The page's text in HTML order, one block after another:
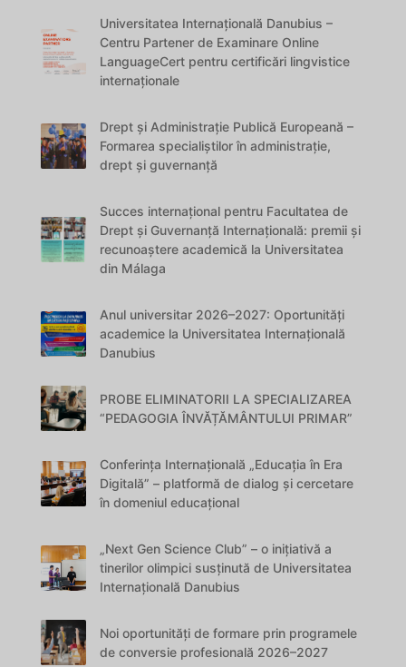
Universitatea Internațională Danubius –
Centru Partener de Examinare Online
LanguageCert pentru certificări lingvistice
internaționale
Drept și Administrație Publică Europeană –
Formarea specialiștilor în administrație,
drept și guvernanță
Succes internațional pentru Facultatea de
Drept și Guvernanță Internațională: premii și
recunoaștere academică la Universitatea
din Málaga
Anul universitar 2026–2027: Oportunități
academice la Universitatea Internațională
Danubius
PROBE ELIMINATORII LA SPECIALIZAREA
“PEDAGOGIA ÎNVĂȚĂMÂNTULUI PRIMAR”
Conferința Internațională „Educația în Era
Digitală” – platformă de dialog și cercetare
în domeniul educațional
„Next Gen Science Club” – o inițiativă a
tinerilor olimpici susținută de Universitatea
Internațională Danubius
Noi oportunități de formare prin programele
de conversie profesională 2026–2027